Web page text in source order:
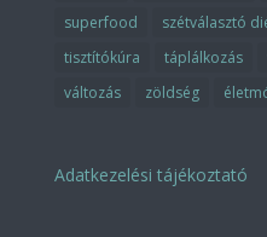
superfood
szétválasztó
tisztítókúra
táplálkozás
változás
zöldség
Adatkezelési tájékoztató